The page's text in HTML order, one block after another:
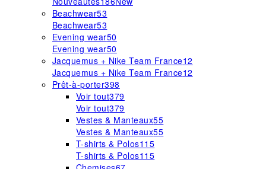
Beachwear53
Beachwear53
Evening wear50
Evening wear50
Jacquemus + Nike Team France12
Jacquemus + Nike Team France12
Prêt-à-porter398
Voir tout379
Voir tout379
Vestes & Manteaux55
Vestes & Manteaux55
T-shirts & Polos115
T-shirts & Polos115